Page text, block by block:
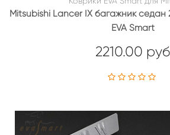
Mitsubishi Lancer IX багажник седан
EVA Smart
2210.00 руб